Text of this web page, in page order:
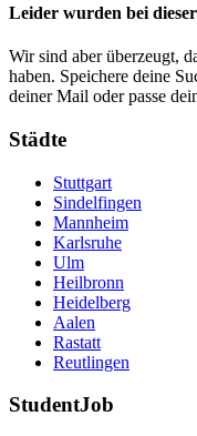
Leider wurden bei
Wir sind aber überzeugt,
haben. Speichere deine
deiner Mail oder passe
Städte
Stuttgart
Sindelfingen
Mannheim
Karlsruhe
Ulm
Heilbronn
Heidelberg
Aalen
Rastatt
Reutlingen
StudentJob